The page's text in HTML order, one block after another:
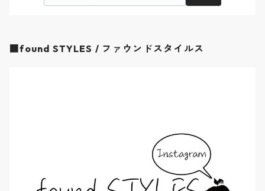
■found STYLES / ファウンドスタイルス